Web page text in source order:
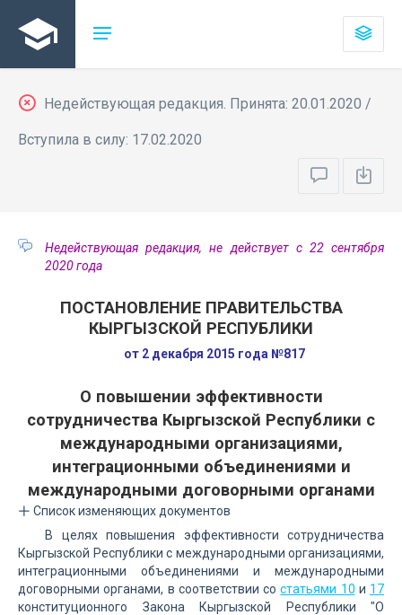
Недействующая редакция. Принята: 20.01.2020 /
Вступила в силу: 17.02.2020
Недействующая редакция, не действует с 22 сентября
2020 года
ПОСТАНОВЛЕНИЕ ПРАВИТЕЛЬСТВА
КЫРГЫЗСКОЙ РЕСПУБЛИКИ
от 2 декабря 2015 года №817
О повышении эффективности
сотрудничества Кыргызской Республики с
международными организациями,
интеграционными объединениями и
международными договорными органами
Список изменяющих документов
В целях повышения эффективности сотрудничества
Кыргызской Республики с международными организациями,
интеграционными объединениями и международными
договорными органами, в соответствии состатьями 10 и 17
конституционного Закона Кыргызской Республики "О